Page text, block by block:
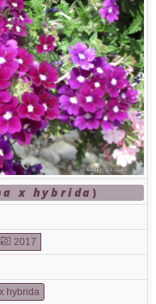
x hybrida)
2017
hybrida